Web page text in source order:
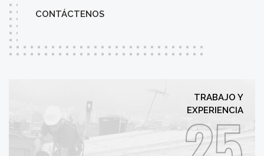
CONTÁCTENOS
TRABAJO Y
EXPERIENCIA